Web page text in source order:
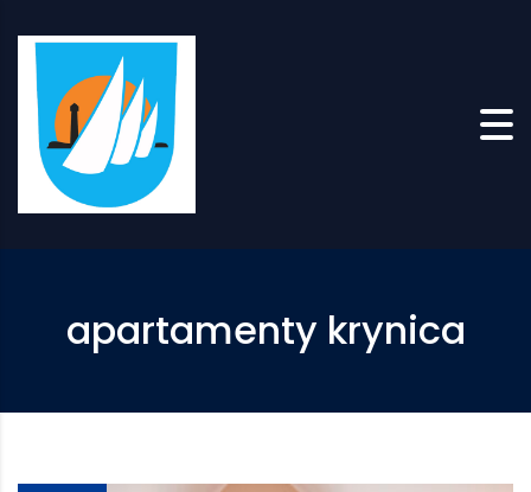
apartamenty krynica